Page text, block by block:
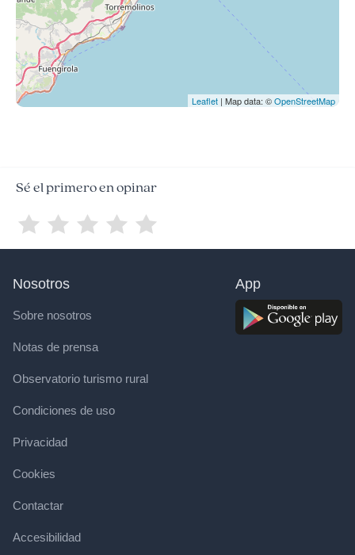
Leaflet | Map data: ©OpenStreetMap
Sé el primero en opinar
Nosotros
Sobre nosotros
Notas de prensa
Observatorio turismo rural
Condiciones de uso
Privacidad
Cookies
Contactar
Accesibilidad
App